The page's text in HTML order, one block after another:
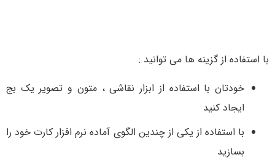
با استفاده از گزینه ها می توانید :
خودتان با استفاده از ابزار نقاشی ، متون و تصویر یک بج
ایجاد کنید
با استفاده از یکی از چندین الگوی آماده نرم افزار کارت خود را
بسازید